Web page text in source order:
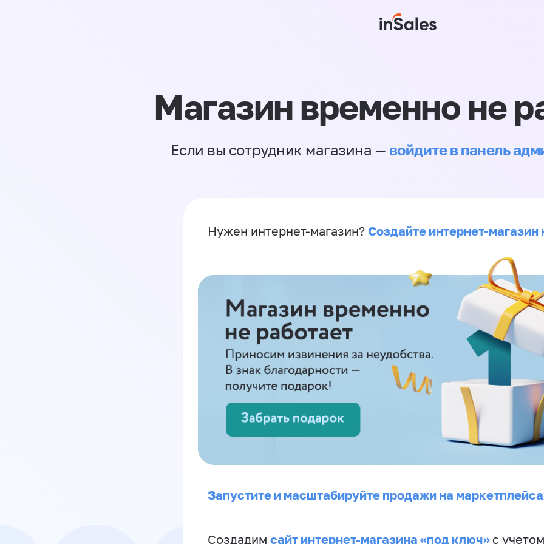
Магазин временно не
Если вы сотрудник магазина — войдите в панель
Нужен интернет-магазин? Создайте интернет-магазин
Запустите и масштабируйте продажи на
Создадим сайт интернет-магазина «под ключ» с учетом